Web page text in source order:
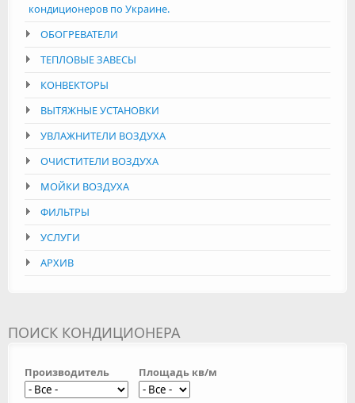
кондиционеров по Украине.
ОБОГРЕВАТЕЛИ
ТЕПЛОВЫЕ ЗАВЕСЫ
КОНВЕКТОРЫ
ВЫТЯЖНЫЕ УСТАНОВКИ
УВЛАЖНИТЕЛИ ВОЗДУХА
ОЧИСТИТЕЛИ ВОЗДУХА
МОЙКИ ВОЗДУХА
ФИЛЬТРЫ
УСЛУГИ
АРХИВ
ПОИСК КОНДИЦИОНЕРА
Производитель Площадь кв/м